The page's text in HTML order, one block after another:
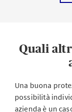
Quali
Una buona
possibilità
azienda è un